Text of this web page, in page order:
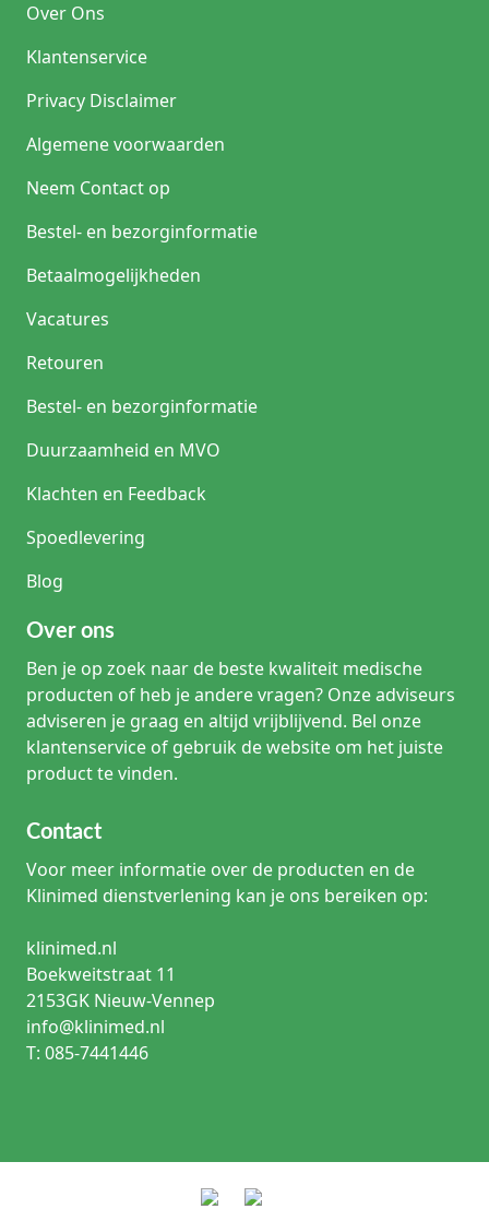
Over Ons
Klantenservice
Privacy Disclaimer
Algemene voorwaarden
Neem Contact op
Bestel- en bezorginformatie
Betaalmogelijkheden
Vacatures
Retouren
Bestel- en bezorginformatie
Duurzaamheid en MVO
Klachten en Feedback
Spoedlevering
Blog
Over ons
Ben je op zoek naar de beste kwaliteit medische
producten of heb je andere vragen? Onze adviseurs
adviseren je graag en altijd vrijblijvend. Bel onze
klantenservice of gebruik de website om het juiste
product te vinden.
Contact
Voor meer informatie over de producten en de
Klinimed dienstverlening kan je ons bereiken op:
klinimed.nl
Boekweitstraat 11
2153GK Nieuw-Vennep
info@klinimed.nl
T: 085-7441446